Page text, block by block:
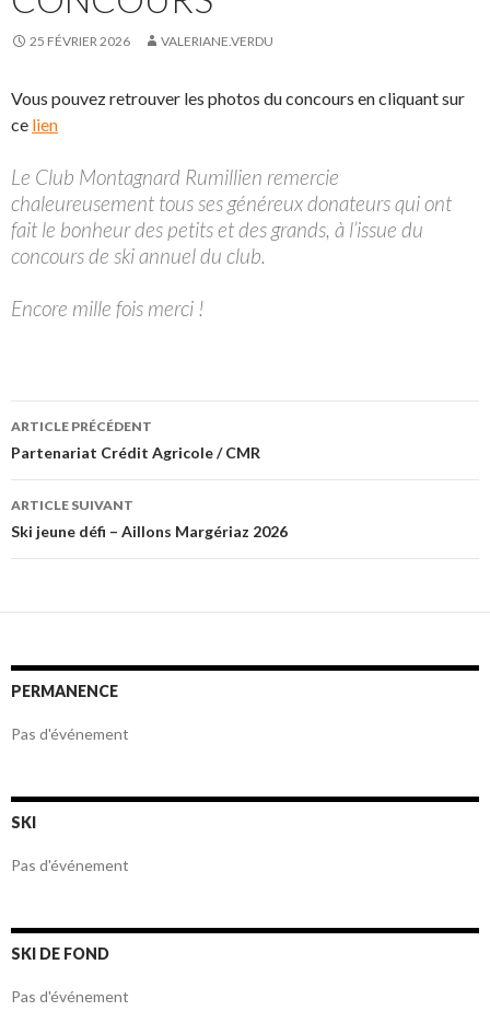
25 FÉVRIER 2026 VALERIANE.VERDU
Vous pouvez retrouver les photos du concours en cliquant sur
ce lien
Le Club Montagnard Rumillien remercie
chaleureusement tous ses généreux donateurs qui ont
fait le bonheur des petits et des grands, à l’issue du
concours de ski annuel du club.
Encore mille fois merci !
Navigation
des
articles
ARTICLE PRÉCÉDENT
Partenariat Crédit Agricole / CMR
ARTICLE SUIVANT
Ski jeune défi – Aillons Margériaz 2026
PERMANENCE
Pas d'événement
SKI
Pas d'événement
SKI DE FOND
Pas d'événement